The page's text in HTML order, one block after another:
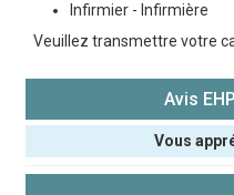
Infirmier - Infirmière
Veuillez transmettre votre
Avis
Vous